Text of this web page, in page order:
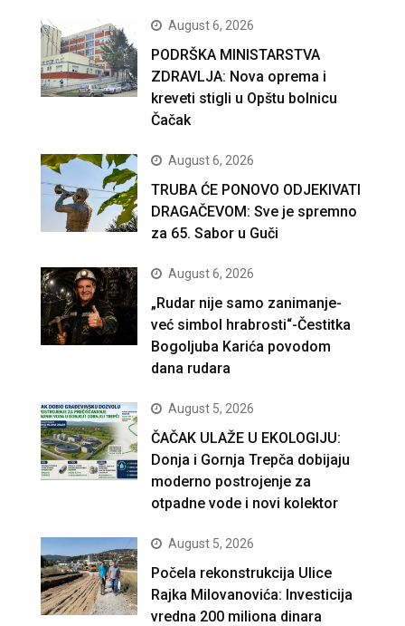
August 6, 2026
PODRŠKA MINISTARSTVA
ZDRAVLJA: Nova oprema i
kreveti stigli u Opštu bolnicu
Čačak
August 6, 2026
TRUBA ĆE PONOVO ODJEKIVATI
DRAGAČEVOM: Sve je spremno
za 65. Sabor u Guči
August 6, 2026
„Rudar nije samo zanimanje-
već simbol hrabrosti“-Čestitka
Bogoljuba Karića povodom
dana rudara
August 5, 2026
ČAČAK ULAŽE U EKOLOGIJU:
Donja i Gornja Trepča dobijaju
moderno postrojenje za
otpadne vode i novi kolektor
August 5, 2026
Počela rekonstrukcija Ulice
Rajka Milovanovića: Investicija
vredna 200 miliona dinara